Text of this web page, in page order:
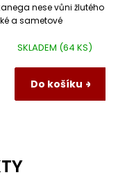
SKLADEM (64 KS)
Do košíku
nese vůni žlutého
a sametové